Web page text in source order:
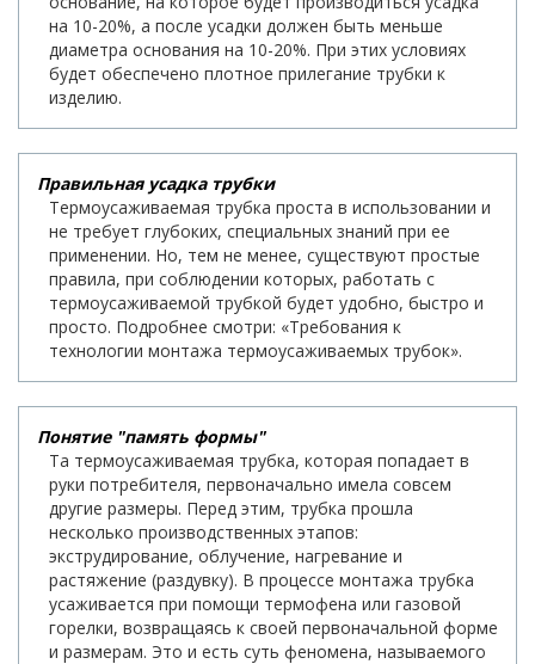
на 10-20%, а после усадки должен быть меньше
диаметра основания на 10-20%. При этих условиях
будет обеспечено плотное прилегание трубки к
изделию.
Правильная усадка трубки
Термоусаживаемая трубка проста в использовании и
не требует глубоких, специальных знаний при ее
применении. Но, тем не менее, существуют простые
правила, при соблюдении которых, работать с
термоусаживаемой трубкой будет удобно, быстро и
просто. Подробнее смотри: «Требования к
технологии монтажа термоусаживаемых трубок».
Понятие "память формы"
Та термоусаживаемая трубка, которая попадает в
руки потребителя, первоначально имела совсем
другие размеры. Перед этим, трубка прошла
несколько производственных этапов:
экструдирование, облучение, нагревание и
растяжение (раздувку). В процессе монтажа трубка
усаживается при помощи термофена или газовой
горелки, возвращаясь к своей первоначальной форме
и размерам. Это и есть суть феномена, называемого